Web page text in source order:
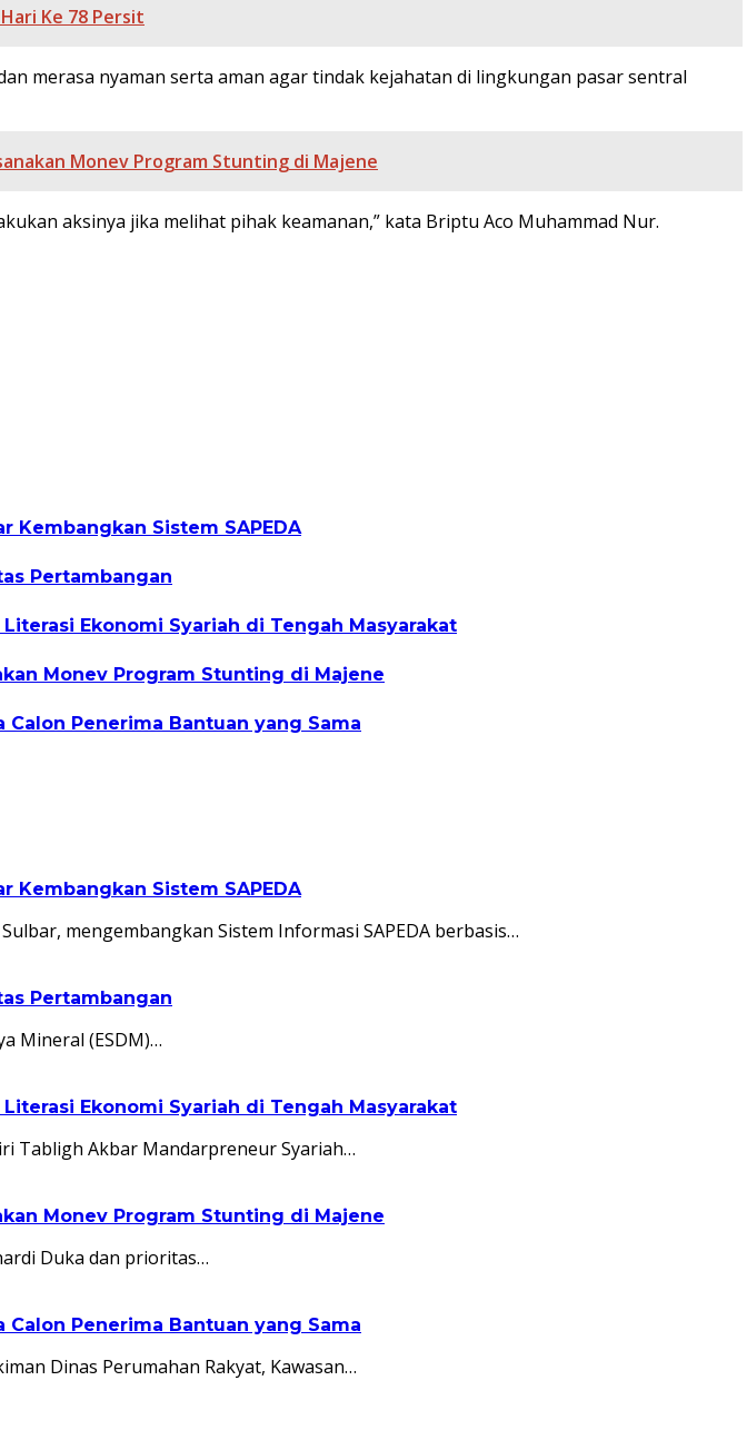
Ke 78 Persit
merasa nyaman serta aman agar tindak kejahatan di lingkungan pasar sentral
Monev Program Stunting di Majene
aksinya jika melihat pihak keamanan,” kata Briptu Aco Muhammad Nur.
Kembangkan Sistem SAPEDA
Pertambangan
Ekonomi Syariah di Tengah Masyarakat
Monev Program Stunting di Majene
Calon Penerima Bantuan yang Sama
Kembangkan Sistem SAPEDA
mengembangkan Sistem Informasi SAPEDA berbasis…
Pertambangan
Mineral (ESDM)…
Ekonomi Syariah di Tengah Masyarakat
Tabligh Akbar Mandarpreneur Syariah…
Monev Program Stunting di Majene
Duka dan prioritas…
Calon Penerima Bantuan yang Sama
Dinas Perumahan Rakyat, Kawasan…